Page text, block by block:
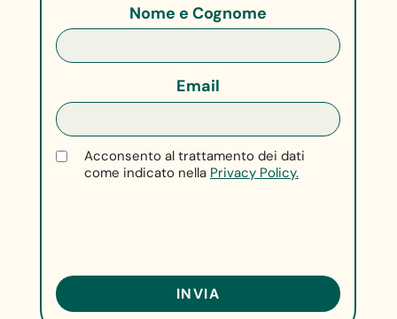
Nome e Cognome
Email
Acconsento al trattamento dei dati
come indicato nella Privacy Policy.